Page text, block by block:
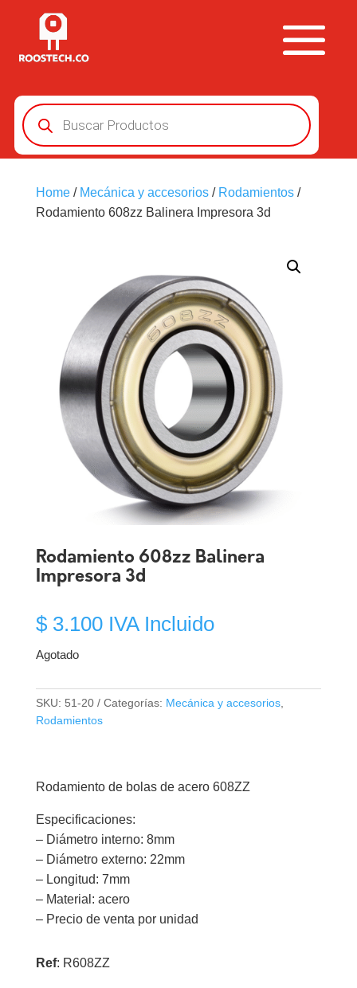
Búsqueda
de
productos
Home/ Mecánica y accesorios/ Rodamientos/
Rodamiento 608zz Balinera Impresora 3d
Rodamiento 608zz Balinera
Impresora 3d
$3.100 IVA Incluido
Agotado
SKU: 51-20 Categorías: Mecánica y accesorios,
Rodamientos
Rodamiento de bolas de acero 608ZZ
Especificaciones:
– Diámetro interno: 8mm
– Diámetro externo: 22mm
– Longitud: 7mm
– Material: acero
– Precio de venta por unidad
Ref: R608ZZ